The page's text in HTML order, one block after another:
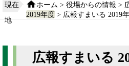
現在
地
ホーム > 役場からの情報 >
2019年度> 広報すまいる 2019
広報すまいる